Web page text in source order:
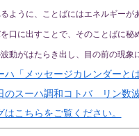
ように、ことばにはエネルギーが
口に出すことで、そのことばに秘
動がはたらき出し、目の前の現象
「メッセージカレンダーと
のスーハ調和コトバ リン数
はこちらをご覧ください。